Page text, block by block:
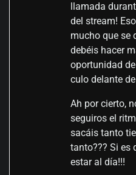
llamada
del stream!
mucho que se
debéis hacer
oportunidad
culo delante
Ah por cierto,
seguiros el
sacáis tanto
tanto??? Si es
estar al día!!!